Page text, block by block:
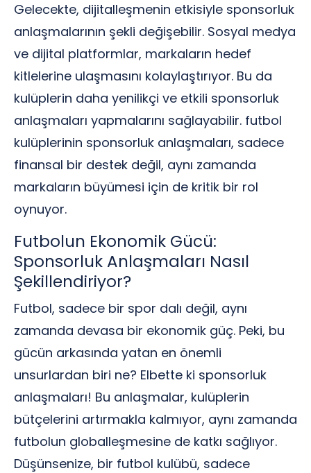
Gelecekte, dijitalleşmenin etkisiyle sponsorluk
anlaşmalarının şekli değişebilir. Sosyal medya
ve dijital platformlar, markaların hedef
kitlelerine ulaşmasını kolaylaştırıyor. Bu da
kulüplerin daha yenilikçi ve etkili sponsorluk
anlaşmaları yapmalarını sağlayabilir. futbol
kulüplerinin sponsorluk anlaşmaları, sadece
finansal bir destek değil, aynı zamanda
markaların büyümesi için de kritik bir rol
oynuyor.
Futbolun Ekonomik Gücü:
Sponsorluk Anlaşmaları Nasıl
Şekillendiriyor?
Futbol, sadece bir spor dalı değil, aynı
zamanda devasa bir ekonomik güç. Peki, bu
gücün arkasında yatan en önemli
unsurlardan biri ne? Elbette ki sponsorluk
anlaşmaları! Bu anlaşmalar, kulüplerin
bütçelerini artırmakla kalmıyor, aynı zamanda
futbolun globalleşmesine de katkı sağlıyor.
Düşünsenize, bir futbol kulübü, sadece